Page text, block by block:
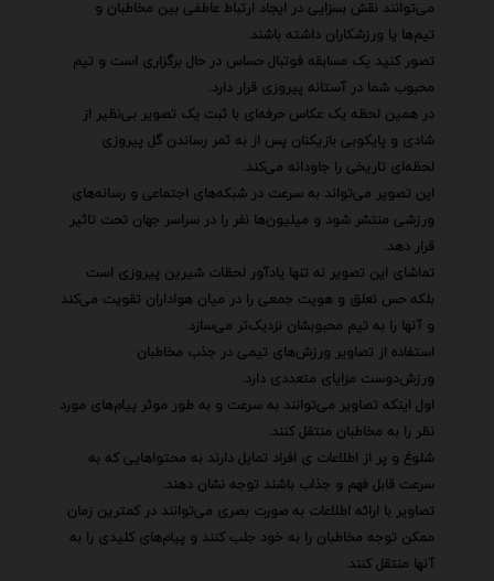
می‌توانند نقش بسزایی در ایجاد ارتباط عاطفی بین مخاطبان و
تیم‌ها یا ورزشکاران داشته باشند.
تصور کنید یک مسابقه فوتبال حساس در حال برگزاری است و تیم
محبوب شما در آستانه پیروزی قرار دارد.
در همین لحظه یک عکاس حرفه‌ای با ثبت یک تصویر بی‌نظیر از
شادی و پایکوبی بازیکنان پس از به ثمر رساندن گل پیروزی
لحظه‌ای تاریخی را جاودانه می‌کند.
این تصویر می‌تواند به سرعت در شبکه‌های اجتماعی و رسانه‌های
ورزشی منتشر شود و میلیون‌ها نفر را در سراسر جهان تحت تاثیر
قرار دهد.
تماشای این تصویر نه تنها یادآور لحظات شیرین پیروزی است
بلکه حس تعلق و هویت جمعی را در میان هواداران تقویت می‌کند
و آنها را به تیم محبوبشان نزدیک‌تر می‌سازد.
استفاده از تصاویر ورزش‌های تیمی در جذب مخاطبان
ورزش‌دوست مزایای متعددی دارد.
اول اینکه تصاویر می‌توانند به سرعت و به طور موثر پیام‌های مورد
نظر را به مخاطبان منتقل کنند.
شلوغ و پر از اطلاعات ی افراد تمایل دارند به محتواهایی که به
سرعت قابل فهم و جذاب باشند توجه نشان دهند.
تصاویر با ارائه اطلاعات به صورت بصری می‌توانند در کمترین زمان
ممکن توجه مخاطبان را به خود جلب کنند و پیام‌های کلیدی را به
آنها منتقل کنند.